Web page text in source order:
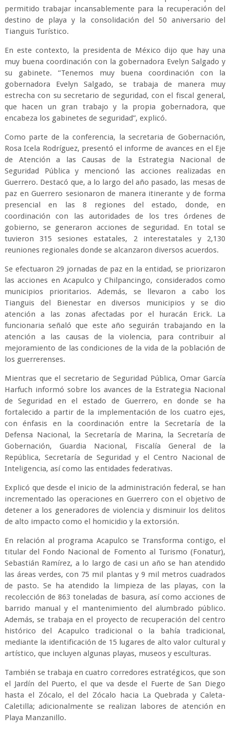
permitido trabajar incansablemente para la recuperación del
destino de playa y la consolidación del 50 aniversario del
Tianguis Turístico.
En este contexto, la presidenta de México dijo que hay una
muy buena coordinación con la gobernadora Evelyn Salgado y
su gabinete. “Tenemos muy buena coordinación con la
gobernadora Evelyn Salgado, se trabaja de manera muy
estrecha con su secretario de seguridad, con el fiscal general,
que hacen un gran trabajo y la propia gobernadora, que
encabeza los gabinetes de seguridad”, explicó.
Como parte de la conferencia, la secretaria de Gobernación,
Rosa Icela Rodríguez, presentó el informe de avances en el Eje
de Atención a las Causas de la Estrategia Nacional de
Seguridad Pública y mencionó las acciones realizadas en
Guerrero. Destacó que, a lo largo del año pasado, las mesas de
paz en Guerrero sesionaron de manera itinerante y de forma
presencial en las 8 regiones del estado, donde, en
coordinación con las autoridades de los tres órdenes de
gobierno, se generaron acciones de seguridad. En total se
tuvieron 315 sesiones estatales, 2 interestatales y 2,130
reuniones regionales donde se alcanzaron diversos acuerdos.
Se efectuaron 29 jornadas de paz en la entidad, se priorizaron
las acciones en Acapulco y Chilpancingo, considerados como
municipios prioritarios. Además, se llevaron a cabo los
Tianguis del Bienestar en diversos municipios y se dio
atención a las zonas afectadas por el huracán Erick. La
funcionaria señaló que este año seguirán trabajando en la
atención a las causas de la violencia, para contribuir al
mejoramiento de las condiciones de la vida de la población de
los guerrerenses.
Mientras que el secretario de Seguridad Pública, Omar García
Harfuch informó sobre los avances de la Estrategia Nacional
de Seguridad en el estado de Guerrero, en donde se ha
fortalecido a partir de la implementación de los cuatro ejes,
con énfasis en la coordinación entre la Secretaría de la
Defensa Nacional, la Secretaría de Marina, la Secretaría de
Gobernación, Guardia Nacional, Fiscalía General de la
República, Secretaría de Seguridad y el Centro Nacional de
Inteligencia, así como las entidades federativas.
Explicó que desde el inicio de la administración federal, se han
incrementado las operaciones en Guerrero con el objetivo de
detener a los generadores de violencia y disminuir los delitos
de alto impacto como el homicidio y la extorsión.
En relación al programa Acapulco se Transforma contigo, el
titular del Fondo Nacional de Fomento al Turismo (Fonatur),
Sebastián Ramírez, a lo largo de casi un año se han atendido
las áreas verdes, con 75 mil plantas y 9 mil metros cuadrados
de pasto. Se ha atendido la limpieza de las playas, con la
recolección de 863 toneladas de basura, así como acciones de
barrido manual y el mantenimiento del alumbrado público.
Además, se trabaja en el proyecto de recuperación del centro
histórico del Acapulco tradicional o la bahía tradicional,
mediante la identificación de 15 lugares de alto valor cultural y
artístico, que incluyen algunas playas, museos y esculturas.
También se trabaja en cuatro corredores estratégicos, que son
el Jardín del Puerto, el que va desde el Fuerte de San Diego
hasta el Zócalo, el del Zócalo hacia La Quebrada y Caleta-
Caletilla; adicionalmente se realizan labores de atención en
Playa Manzanillo.